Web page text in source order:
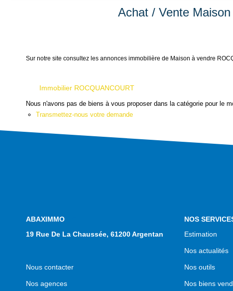
Achat / Vente
Sur notre site consultez les annonces immobilière de Maison à vendre
Immobilier ROCQUANCOURT
Nous n'avons pas de biens à vous proposer dans la catégorie pour le
Transmettez-nous votre demande
NOS AGENCES
19 Rue De La Chaussée, 61200 Argentan
Nous contacter
Nos agences
NOS
Estimation
Nos actualités
Nos outils
Nos biens